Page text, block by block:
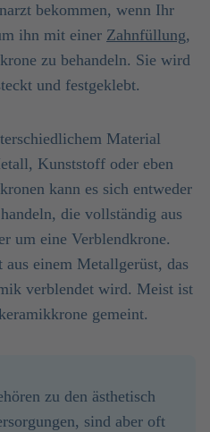
bekommen, wenn Ihr
ihn mit einer Zahnfüllung,
zu behandeln. Sie wird
und festgeklebt.
Material
Kunststoff oder eben
kann es sich entweder
die vollständig aus
um eine Verblendkrone.
einem Metallgerüst, das
verblendet wird. Meist ist
gemeint.
zu den ästhetisch
sind aber oft